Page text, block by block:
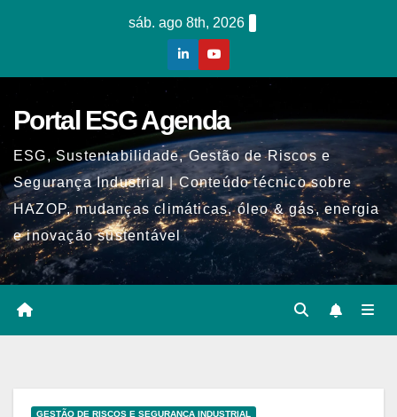
sáb. ago 8th, 2026
Portal ESG Agenda
ESG, Sustentabilidade, Gestão de Riscos e
Segurança Industrial | Conteúdo técnico sobre
HAZOP, mudanças climáticas, óleo & gás, energia
e inovação sustentável
GESTÃO DE RISCOS E SEGURANÇA INDUSTRIAL